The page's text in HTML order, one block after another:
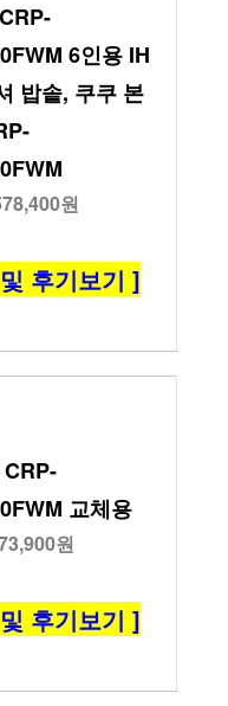
6인용 IH
밥솥, 쿠쿠 본
원
후기보기 ]
교체용
원
후기보기 ]